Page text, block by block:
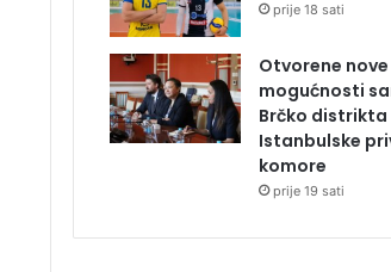
prije 18 sati
Otvorene nove
mogućnosti
Brčko distrikta
Istanbulske
komore
prije 19 sati